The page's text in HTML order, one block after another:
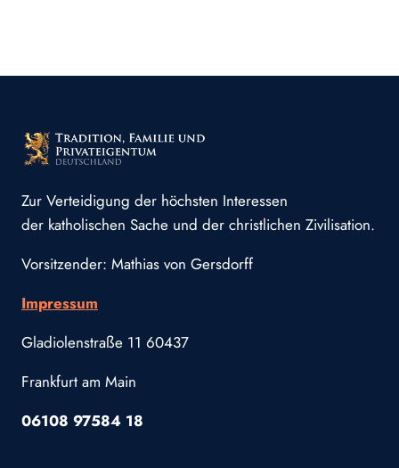
Zur Verteidigung der höchsten Interessen
der katholischen Sache und der christlichen Zivilisation.
Vorsitzender: Mathias von Gersdorff
Impressum
Gladiolenstraße 11 60437
Frankfurt am Main
06108 97584 18